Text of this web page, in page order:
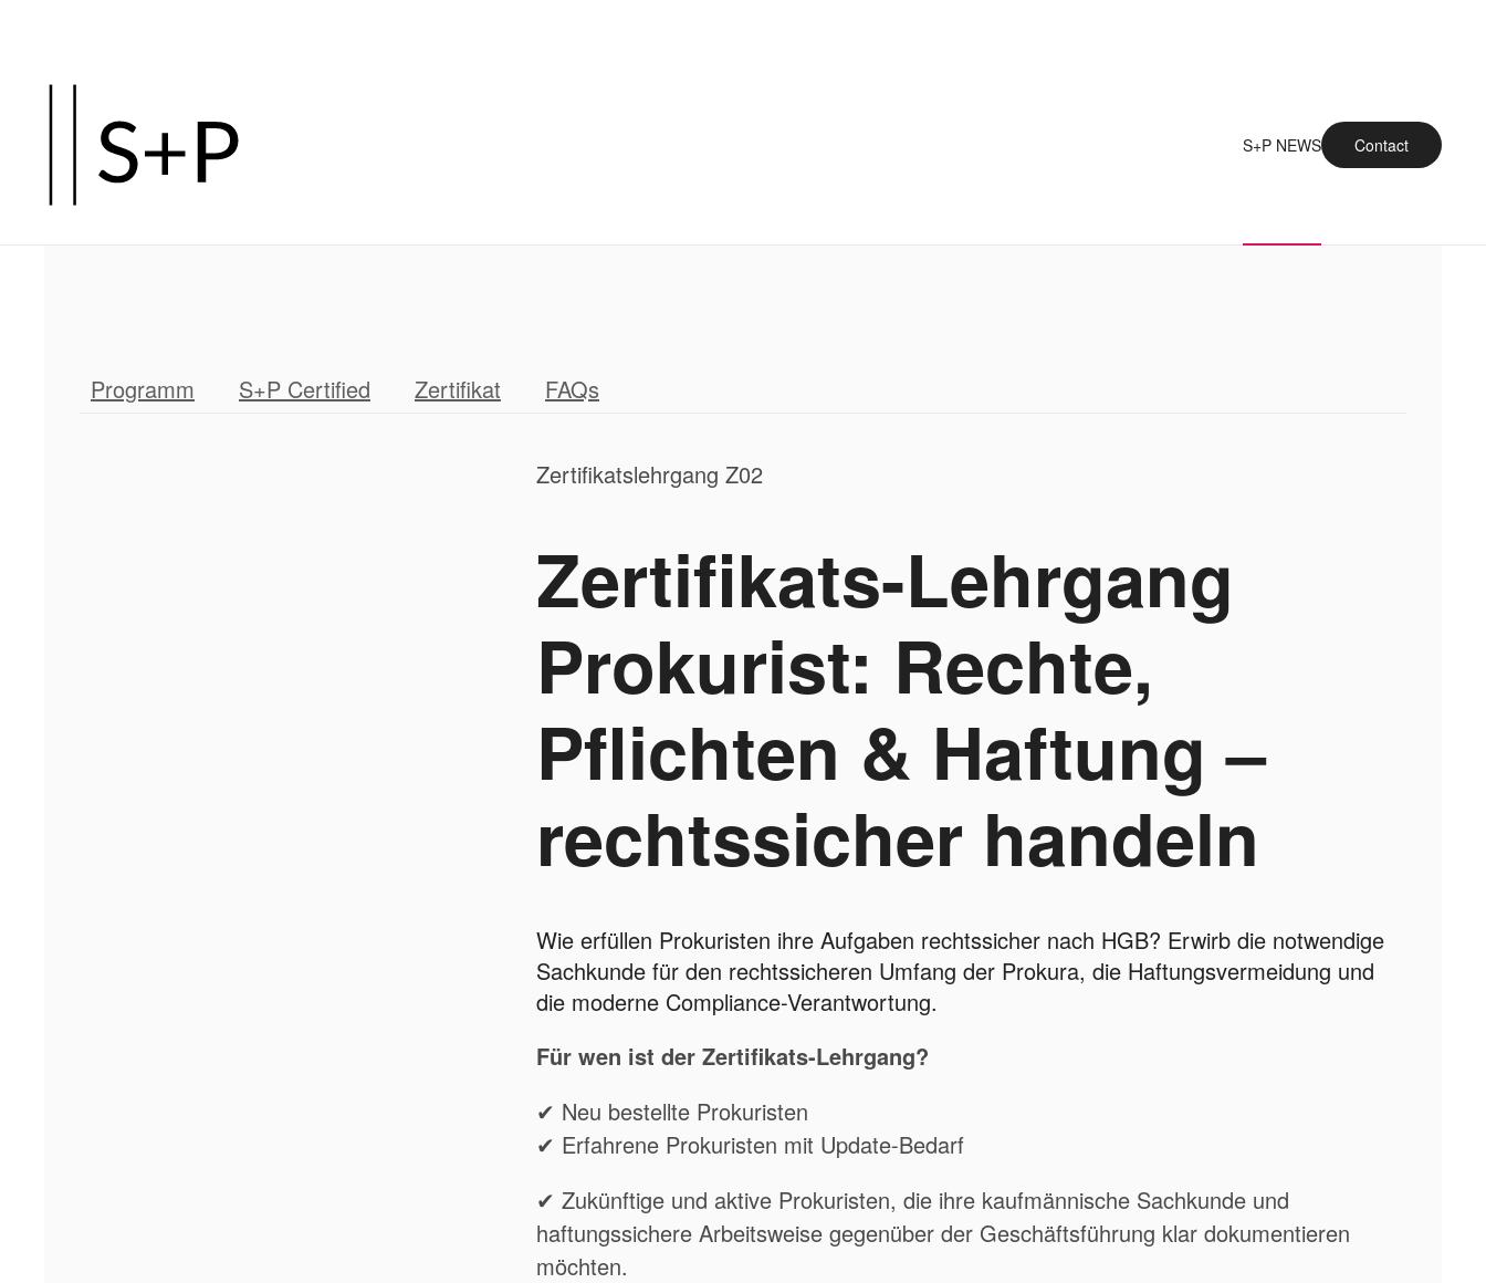
springen
S+P NEWS Contact
Programm S+P Certified Zertifikat FAQs
Zertifikatslehrgang Z02
Zertifikats-Lehrgang
Prokurist: Rechte,
Pflichten & Haftung –
rechtssicher handeln
Wie erfüllen Prokuristen ihre Aufgaben rechtssicher nach HGB? Erwirb die notwendige
Sachkunde für den rechtssicheren Umfang der Prokura, die Haftungsvermeidung und
die moderne Compliance-Verantwortung.
Für wen ist der Zertifikats-Lehrgang?
✔ Neu bestellte Prokuristen
✔ Erfahrene Prokuristen mit Update-Bedarf
✔ Zukünftige und aktive Prokuristen, die ihre kaufmännische Sachkunde und
haftungssichere Arbeitsweise gegenüber der Geschäftsführung klar dokumentieren
möchten.